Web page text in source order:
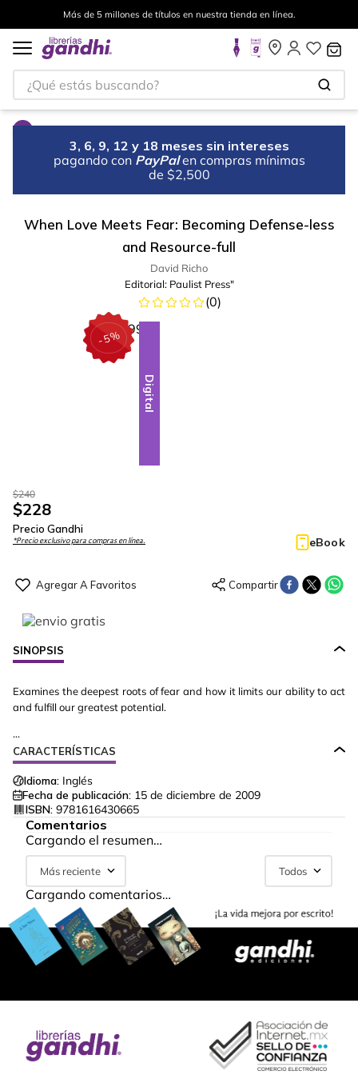
Más de 5 millones de títulos en nuestra tienda en línea.
¿Qué estás buscando?
3, 6, 9, 12 y 18 meses sin intereses
pagando con PayPal en compras mínimas
de $2,500
When Love Meets Fear: Becoming Defense-less
and Resource-full
David Richo
Editorial: Paulist Press"
(0)
-5%
Digital
$240
$228
Precio Gandhi
*Precio exclusivo para compras en línea. eBook
SINOPSIS
Examines the deepest roots of fear and how it limits our ability to act
and fulfill our greatest potential.
...
CARACTERÍSTICAS
Idioma: Inglés
Fecha de publicación: 15 de diciembre de 2009
ISBN: 9781616430665
Comentarios
Cargando el resumen…
Más reciente Todos
Cargando comentarios…